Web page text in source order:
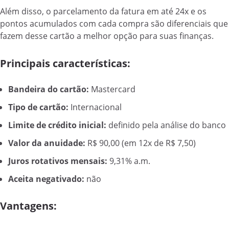
Além disso, o parcelamento da fatura em até 24x e os
pontos acumulados com cada compra são diferenciais que
fazem desse cartão a melhor opção para suas finanças.
Principais características:
Bandeira do cartão: Mastercard
Tipo de cartão: Internacional
Limite de crédito inicial: definido pela análise do banco
Valor da anuidade: R$ 90,00 (em 12x de R$ 7,50)
Juros rotativos mensais: 9,31% a.m.
Aceita negativado: não
Vantagens: